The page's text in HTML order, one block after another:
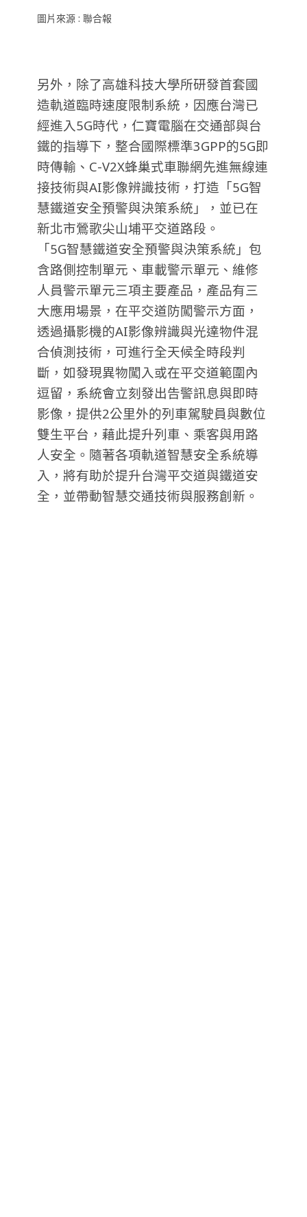
圖片來源 : 聯合報
另外，除了高雄科技大學所研發首套國
造軌道臨時速度限制系統，因應台灣已
經進入5G時代，仁寶電腦在交通部與台
鐵的指導下，整合國際標準3GPP的5G即
時傳輸、C-V2X蜂巢式車聯網先進無線連
接技術與AI影像辨識技術，打造「5G智
慧鐵道安全預警與決策系統」，並已在
新北市鶯歌尖山埔平交道路段。
「5G智慧鐵道安全預警與決策系統」包
含路側控制單元、車載警示單元、維修
人員警示單元三項主要產品，產品有三
大應用場景，在平交道防闖警示方面，
透過攝影機的AI影像辨識與光達物件混
合偵測技術，可進行全天候全時段判
斷，如發現異物闖入或在平交道範圍內
逗留，系統會立刻發出告警訊息與即時
影像，提供2公里外的列車駕駛員與數位
雙生平台，藉此提升列車、乘客與用路
人安全。隨著各項軌道智慧安全系統導
入，將有助於提升台灣平交道與鐵道安
全，並帶動智慧交通技術與服務創新。